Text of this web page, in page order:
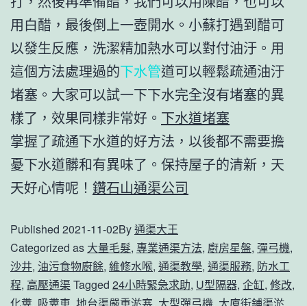
用白醋，最後倒上一壺開水。小蘇打遇到醋可
以發生反應，洗潔精加熱水可以對付油汙。用
這個方法處理過的下水管道可以輕鬆疏通油汙
堵塞。大家可以試一下下水完全沒有堵塞的異
樣了，效果同樣非常好。 下水道堵塞
掌握了疏通下水道的好方法，以後都不需要擔
憂下水道髒和有異味了。保持屋子的清新，天
天好心情呢！ 鑽石山通渠公司
Published 2021-11-02By通渠大王
Categorized as 大量毛髮, 專業通渠方法, 廚房星盤, 彈弓機,
沙井, 油污食物廚餘, 維修水喉, 通渠教學, 通渠服務, 防水工
程, 高壓通渠 Tagged 24小時緊急求助, U型隔器, 企缸, 修改,
化糞, 吸糞車, 地台渠嚴重淤塞, 大型彈弓機, 大廈街鋪渠淤